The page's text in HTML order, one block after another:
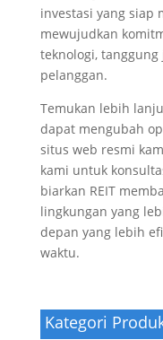
investasi yang siap
mewujudkan
teknologi, tanggung
pelanggan.
Temukan lebih
dapat mengubah
situs web resmi
kami untuk
biarkan REIT
lingkungan yang
depan yang lebih
waktu.
Kategori